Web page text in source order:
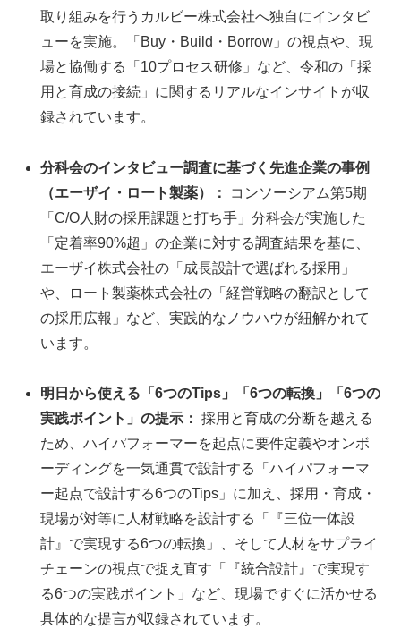
取り組みを行うカルビー株式会社へ独自にインタビ
ューを実施。「Buy・Build・Borrow」の視点や、現
場と協働する「10プロセス研修」など、令和の「採
用と育成の接続」に関するリアルなインサイトが収
録されています。
分科会のインタビュー調査に基づく先進企業の事例
（エーザイ・ロート製薬）：
コンソーシアム第5期
「C/O人財の採用課題と打ち手」分科会が実施した
「定着率90%超」の企業に対する調査結果を基に、
エーザイ株式会社の「成長設計で選ばれる採用」
や、ロート製薬株式会社の「経営戦略の翻訳として
の採用広報」など、実践的なノウハウが紐解かれて
います。
明日から使える「6つのTips」「6つの転換」「6つの
実践ポイント」の提示： 採用と育成の分断を越える
ため、ハイパフォーマーを起点に要件定義やオンボ
ーディングを一気通貫で設計する「ハイパフォーマ
ー起点で設計する6つのTips」に加え、採用・育成・
現場が対等に人材戦略を設計する「『三位一体設
計』で実現する6つの転換」、そして人材をサプライ
チェーンの視点で捉え直す「『統合設計』で実現す
る6つの実践ポイント」など、現場ですぐに活かせる
具体的な提言が収録されています。